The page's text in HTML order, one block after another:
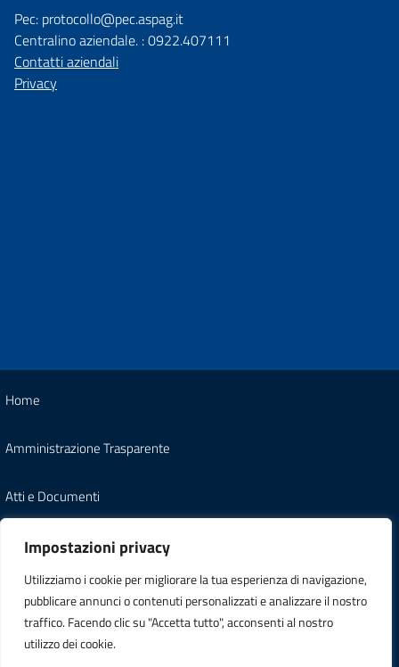
Impostazioni privacy
Utilizziamo i cookie per migliorare la tua esperienza di navigazione,
pubblicare annunci o contenuti personalizzati e analizzare il nostro
traffico. Facendo clic su "Accetta tutto", acconsenti al nostro
utilizzo dei cookie.
Pec: protocollo@pec.aspag.it
Centralino aziendale. : 0922.407111
Contatti aziendali
Privacy
Home
Amministrazione Trasparente
Atti e Documenti
Note Legali
Informativa Privacy
Carta dei Servizi